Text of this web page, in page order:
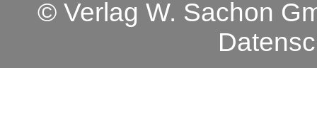
© Verlag W. Sachon